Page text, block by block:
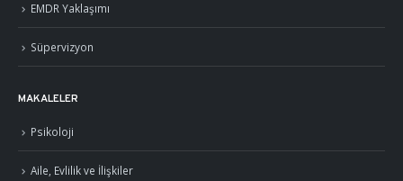
EMDR Yaklaşımı
Süpervizyon
MAKALELER
Psikoloji
Aile, Evlilik ve İlişkiler